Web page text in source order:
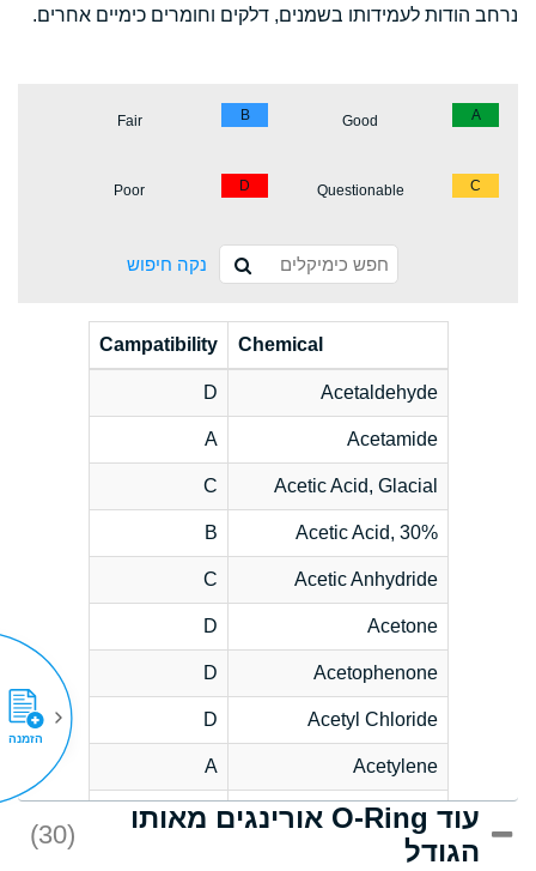
נרחב הודות לעמידותו בשמנים, דלקים וחומרים כימיים אחרים.
A
Good
B
Fair
C
Questionable
D
Poor
נקה חיפוש
Chemical
Campatibility
Acetaldehyde
D
Acetamide
A
Acetic Acid, Glacial
C
Acetic Acid, 30%
B
Acetic Anhydride
C
Acetone
D
Acetophenone
D
Acetyl Chloride
D
Acetylene
A
Acrlylonitrile
D
Adipic Acid
עוד O-Ring אורינגים מאותו
הגודל
(30)
הזמנה